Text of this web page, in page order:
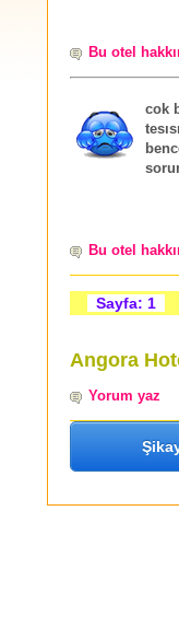
Bu otel
cok
Bu otel
Sayfa: 1
Angora
Yorum yaz